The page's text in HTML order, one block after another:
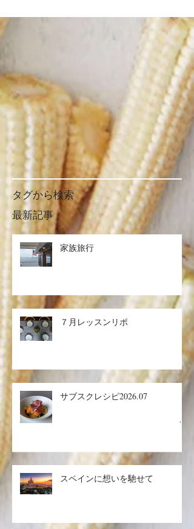
タグから検索
最新記事
家族旅行
７月レッスンリポ
サブスクレシピ2026.07
生ハ
ムメロン／マグロのザタールグリ
スペインに想いを馳せて